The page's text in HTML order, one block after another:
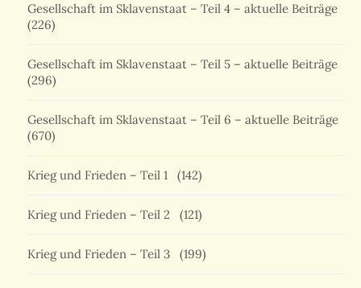
Gesellschaft im Sklavenstaat – Teil 4 – aktuelle Beiträge
(226)
Gesellschaft im Sklavenstaat – Teil 5 – aktuelle Beiträge
(296)
Gesellschaft im Sklavenstaat – Teil 6 – aktuelle Beiträge
(670)
Krieg und Frieden – Teil 1 (142)
Krieg und Frieden – Teil 2 (121)
Krieg und Frieden – Teil 3 (199)